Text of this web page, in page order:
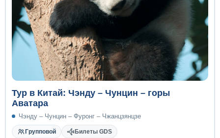
Тур в Китай: Чэнду – Чунцин – горы
Аватара
Чэнду – Чунцин – Фуронг – Чжанцзянцзе
Групповой Билеты GDS